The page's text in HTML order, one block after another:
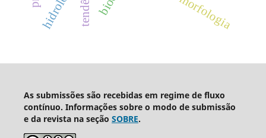
As submissões são recebidas em regime de fluxo
contínuo. Informações sobre o modo de submissão
e da revista na seção SOBRE.